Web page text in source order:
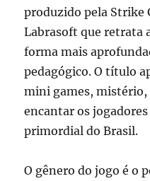
produzido pela Strike
Labrasoft que retrata
forma mais
pedagógico. O título
mini games, mistério,
encantar os
primordial do Brasil.
O gênero do jogo é o